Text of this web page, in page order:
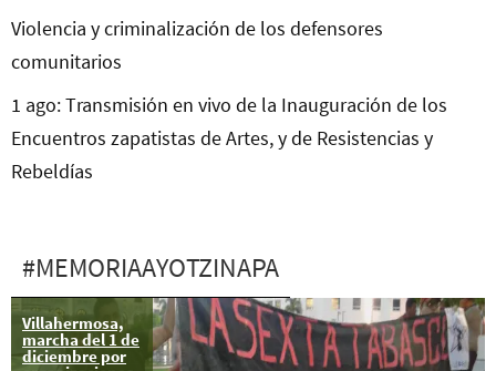
Violencia y criminalización de los defensores
comunitarios
1 ago: Transmisión en vivo de la Inauguración de los
Encuentros zapatistas de Artes, y de Resistencias y
Rebeldías
#MEMORIAAYOTZINAPA
Villahermosa,
marcha del 1 de
diciembre por
28 mar: Comité
estudiantil y
padres de los 43